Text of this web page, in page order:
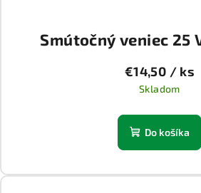
Smútočný veniec 25
€14,50 / ks
Skladom
Do košíka